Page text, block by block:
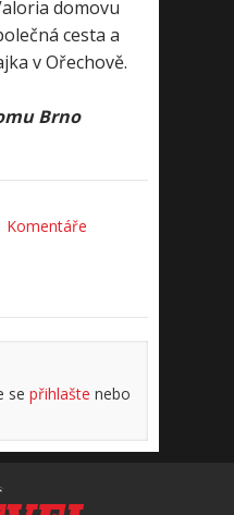
domovu
cesta a
v Ořechově.
Brno
Komentáře
se přihlašte nebo